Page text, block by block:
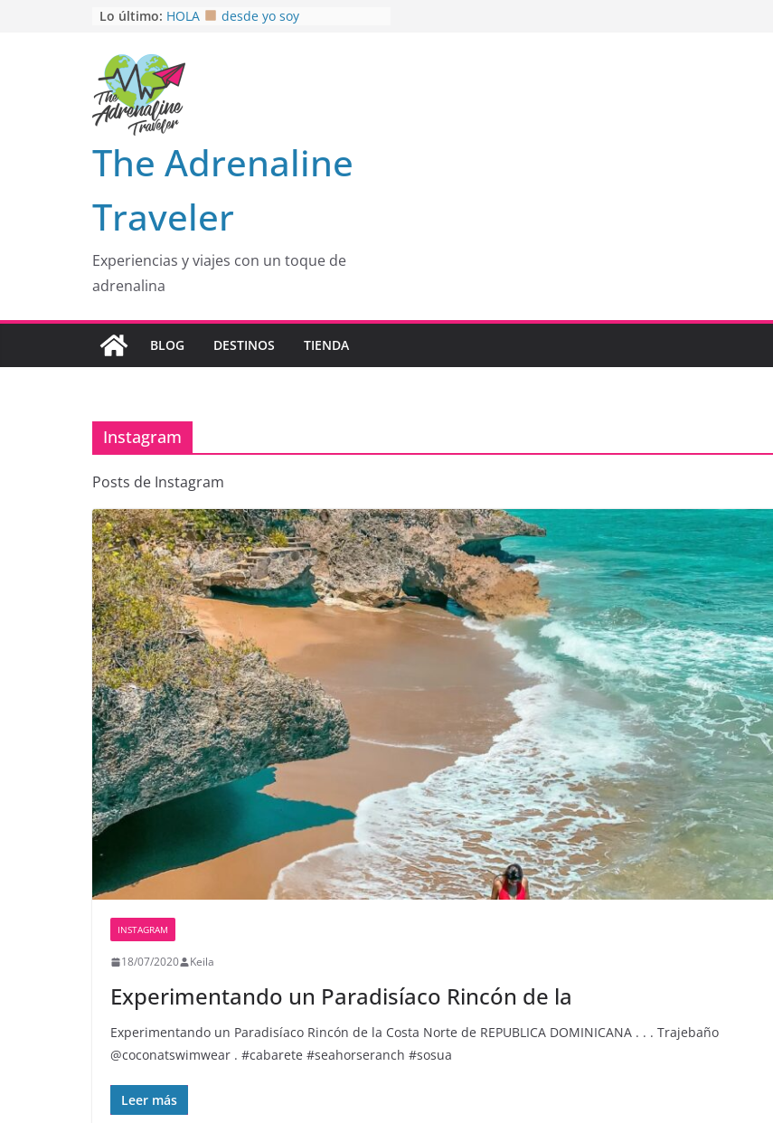
Lo último: HOLA
desde yo soy
EL SENDERO DEL CACAO: Excelente
opción
HOSPEDAJE AL NATURALSHH !!
En
MULITO!
The Adrenaline
Traveler
Experiencias y viajes con un toque de
adrenalina
BLOG DESTINOS TIENDA
Instagram
Posts de Instagram
INSTAGRAM
18/07/2020 Keila
Experimentando un Paradisíaco Rincón de la
Experimentando un Paradisíaco Rincón de la Costa Norte de REPUBLICA DOMINICANA . . . Trajebaño
@coconatswimwear . #cabarete #seahorseranch #sosua
Leer más